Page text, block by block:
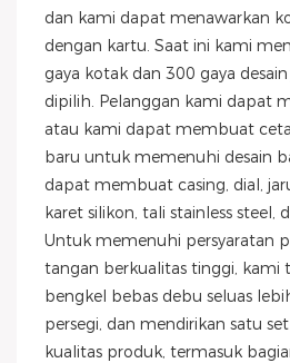
dan kami dapat menawarkan
dengan kartu. Saat ini kami
gaya kotak dan 300 gaya
dipilih. Pelanggan kami dapat
atau kami dapat membuat
baru untuk memenuhi desain
dapat membuat casing, dial,
karet silikon, tali stainless steel,
Untuk memenuhi persyaratan
tangan berkualitas tinggi, kami
bengkel bebas debu seluas
persegi, dan mendirikan satu
kualitas produk, termasuk